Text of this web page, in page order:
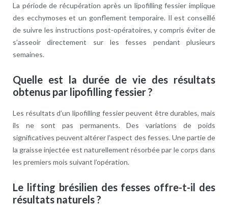
La période de récupération après un lipofilling fessier implique
des ecchymoses et un gonflement temporaire. Il est conseillé
de suivre les instructions post-opératoires, y compris éviter de
s’asseoir directement sur les fesses pendant plusieurs
semaines.
Quelle est la durée de vie des résultats
obtenus par lipofilling fessier ?
Les résultats d’un lipofilling fessier peuvent être durables, mais
ils ne sont pas permanents. Des variations de poids
significatives peuvent altérer l’aspect des fesses. Une partie de
la graisse injectée est naturellement résorbée par le corps dans
les premiers mois suivant l’opération.
Le lifting brésilien des fesses offre-t-il des
résultats naturels ?